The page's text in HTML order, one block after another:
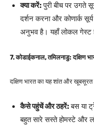
क्या करें:पुरी बीच पर उगते
दर्शन करना और कोणार्क
अनुभव है। यहाँ लोकल गेस्ट
7. कोडाईकनाल, तमिलनाडु: दक्षिण
दक्षिण भारत का यह शांत और खूबसूरत
कैसे पहुंचें और ठहरें:बस या
बहुत सारे सस्ते होमस्टे और